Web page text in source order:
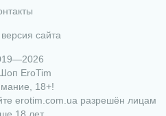
сайта
EroTim
18+!
erotim.com.ua разрешён лицам
18 лет.